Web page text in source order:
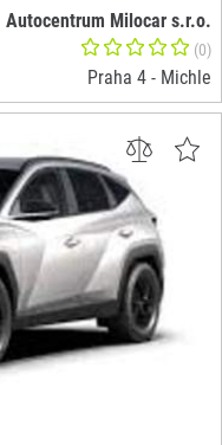
Autocentrum Milocar s.r.o.
(0)
Praha 4 - Michle